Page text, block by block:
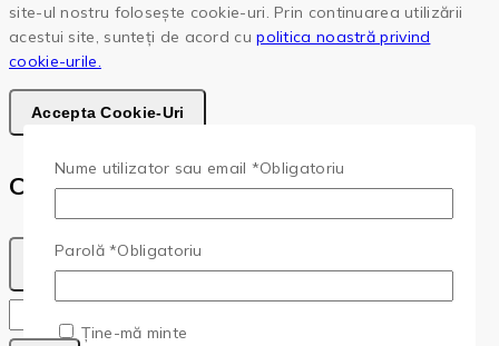
site-ul nostru folosește cookie-uri. Prin continuarea utilizării
acestui site, sunteți de acord cupolitica noastră privind
cookie-urile.
Accepta Cookie-Uri
Cota
Nume utilizator sau email *Obligatoriu
Parolă*Obligatoriu
Ține-mă minte